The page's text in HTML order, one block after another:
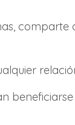
comparte